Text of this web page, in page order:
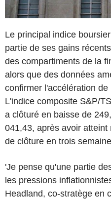
Le principal indice
partie de ses gains
des compartiments de la
alors que des données
confirmer l'accélération de
L'indice composite S&P/
a clôturé en baisse de
041,43, après avoir
de clôture en trois
'Je pense qu'une partie
les pressions
Headland, co-stratège en